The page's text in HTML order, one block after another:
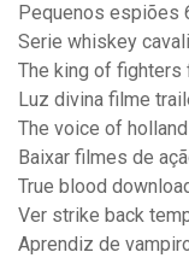
Pequenos espiões
Serie whiskey
The king of fighters
Luz divina filme
The voice of holland
Baixar filmes de
True blood
Ver strike back
Aprendiz de